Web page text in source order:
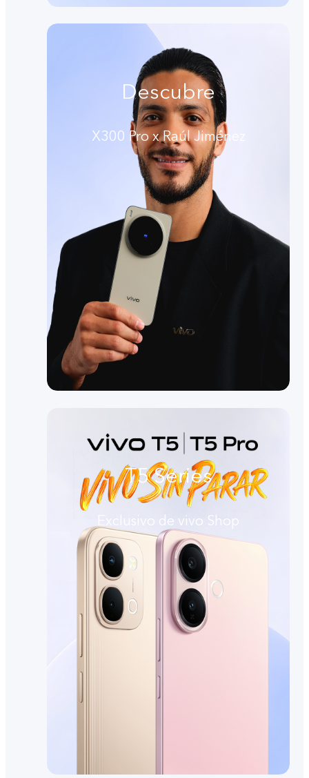
Descubre
X300 Pro x Raúl Jiménez
T5 Series
Exclusivo de vivo Shop